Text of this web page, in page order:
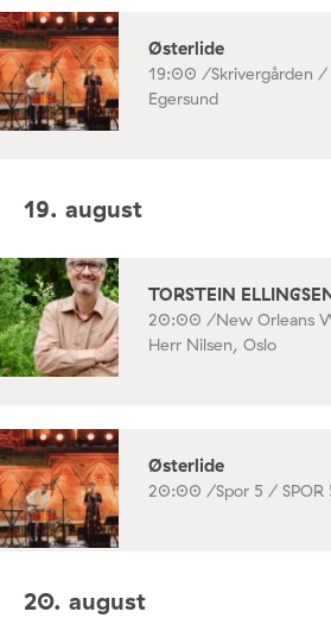
Østerlide
19:00 /Skrivergården /
Egersund
19. august
TORSTEIN
20:00 /New Orleans
Herr Nilsen, Oslo
Østerlide
20:00 /Spor 5 / SPOR
20. august